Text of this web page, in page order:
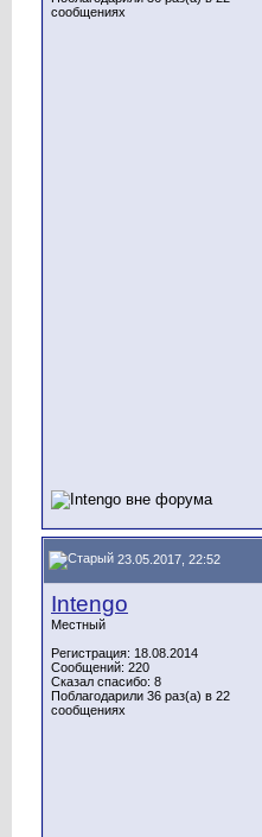
сообщениях
23.05.2017, 22:52
Intengo
Местный
Регистрация: 18.08.2014
Сообщений: 220
Сказал спасибо: 8
Поблагодарили 36 раз(а) в 22
сообщениях